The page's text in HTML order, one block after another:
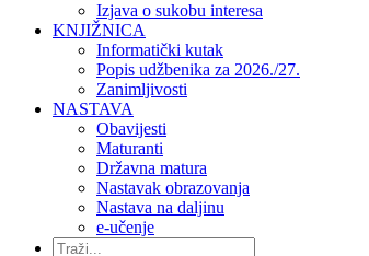
Izjava o sukobu interesa
KNJIŽNICA
Informatički kutak
Popis udžbenika za 2026./27.
Zanimljivosti
NASTAVA
Obavijesti
Maturanti
Državna matura
Nastavak obrazovanja
Nastava na daljinu
e-učenje
Traži...